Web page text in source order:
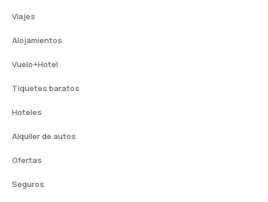
Viajes
Alojamientos
Vuelo+Hotel
Tiquetes baratos
Hoteles
Alquiler de autos
Ofertas
Seguros